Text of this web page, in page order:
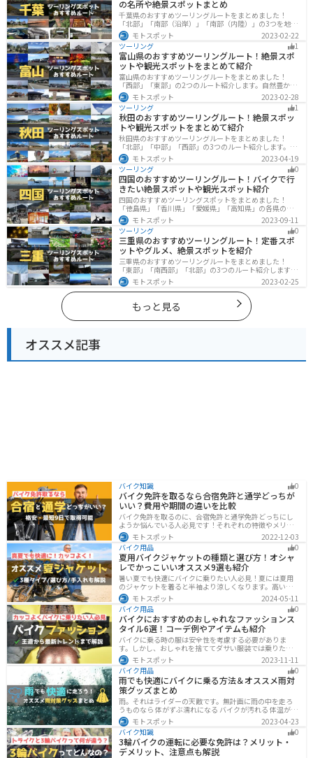
の名所や絶景スポットまとめ
千葉県のおすすめツーリングルートをまとめました！
「北部」「南部（沿岸）」「南部（内陸）」の3つを地域
別で紹介します！千葉は首都圏からのアクセスも良く、
海と山どちらも堪能できるのでツーリングには最適な場
所です。
モトスポット
2023-02-22
ツーリング
1
富山県のおすすめツーリングルート！絶景スポ
ットや観光スポットをまとめて紹介
富山県のおすすめツーリングルートをまとめました！
「西部」「東部」の2つのルート紹介します。自然豊かな
山と海、温泉が充実しており、美術館などもあるので、
自然を満喫するツーリングができます。バイクで富山県
にツーリングに行く際は参考にしてください。
モトスポット
2023-02-28
ツーリング
1
秋田のおすすめツーリングルート！絶景スポッ
トや観光スポットをまとめて紹介
秋田県のおすすめツーリングルートをまとめました！
「北部」「中部」「西部」の3つのルート紹介します。自
然豊かな山々や湖、温泉地が点在し、四季折々の景色を
楽しめるスポットが多数あります。バイクで秋田県にツ
ーリングに行く際は参考にしてください。
モトスポット
2023-04-19
ツーリング
0
四国のおすすめツーリングルート！バイクで行
きたい絶景スポットや観光スポット紹介
四国のおすすめツーリングスポットをまとめました！
「徳島県」「香川県」「愛媛県」「高知県」の各県の観
光地紹介します。自然豊かな山々や湖、温泉地が点在
し、四季折々の景色を楽しめるスポットが多数ありま
す。バイクで四国にツーリングに行く際は参考にしてく
ださい。
モトスポット
2023-09-11
ツーリング
0
三重県のおすすめツーリングルート！定番スポ
ットやグルメ、絶景スポットを紹介
三重県のおすすめツーリングルートをまとめました！
「東部」「南西部」「北部」の3つのルート紹介します。
標高の高いスカイラインからリアス式海岸まであるの
で、飽きることなくツーリングを堪能できます。バイク
で三重県にツーリングに行く際は参考にしてください。
モトスポット 2023-02-25
もっと見る
オススメ記事
バイク知識 0
バイク免許を取るなら合宿免許と通学どっちが
いい？費用や期間の違いを比較
バイク免許を取るのに、合宿免許と通学免許どっちにし
ようか悩んでいる人必見です！それぞれの特徴やメリッ
トデメリットをまとめました。早く安く免許取得したい
なら合宿免許、他人と関わらず取りたいなら通学免許が
オススメです。自分に合った免許取得方法を選んでくだ
さいね。
モトスポット
2022-12-03
バイク用品
0
夏用バイクジャケットの種類と選び方！オシャ
レでかっこいいオススメ9選も紹介
暑い夏でも快適にバイクに乗りたい人必見！夏には夏用
のジャケットを着ると半袖より涼しくなります。高い透
湿性のフルメッシュ素材やハーフメッシュはもちろん、
デザイン性に優れたテキスタイルジャケットもあるの
で、カッコよくバイクに乗りたい人でも使える装備があ
ります。
モトスポット
2024-05-11
バイク用品
0
バイクにおすすめのおしゃれなファッションス
タイル6選！コーデ例やアイテムも紹介
バイクに乗る時の服は安全性を考慮する必要がありま
す。しかし、おしゃれを捨ててダサい服装では乗りたく
ないですよね？せっかくならカッコよく風を切って街を
歩きたいもの。この記事では、そんな願いを叶えるた
め、王道から流行ファッションまでバイクに乗るときの
ファッションを解説します。
モトスポット
2023-11-11
バイク用品
0
雨でも快適にバイクに乗る方法＆オススメ雨対
策グッズまとめ
雨。それはライダーの天敵です。無計画に雨の中を走ろ
うものなら 体がずぶ濡れになる バイクが汚れる 体温が奪
われて集中力が低下する 雨で視界が悪くなる 路面が濡れ
て滑りやすくなるなど、晴れの日にはないマイナス要素
が盛りだくさんでライダーに押し寄せてきます。そんな
雨の中を好んで走ろうなんて誰も考えていないはずです
が、どうしても避けられない場合もありますよね。この
モトスポット
2023-04-23
バイク知識
0
3輪バイクの運転に必要な免許は？メリット・
デメリット、注意点も解説